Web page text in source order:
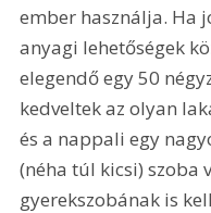
ember használja. Ha
anyagi lehetőségek
elegendő egy 50
kedveltek az olyan
és a nappali egy
(néha túl kicsi) szoba
gyerekszobának is